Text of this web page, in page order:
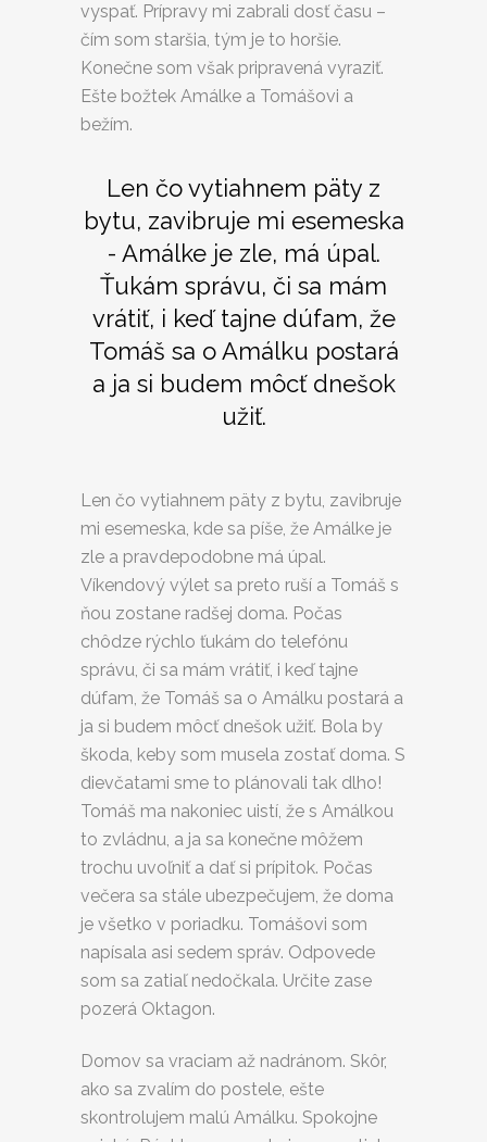
vyspať. Prípravy mi zabrali dosť času –
čím som staršia, tým je to horšie.
Konečne som však pripravená vyraziť.
Ešte božtek Amálke a Tomášovi a
bežím.
Len čo vytiahnem päty z
bytu, zavibruje mi esemeska
- Amálke je zle, má úpal.
Ťukám správu, či sa mám
vrátiť, i keď tajne dúfam, že
Tomáš sa o Amálku postará
a ja si budem môcť dnešok
užiť.
Len čo vytiahnem päty z bytu, zavibruje
mi esemeska, kde sa píše, že Amálke je
zle a pravdepodobne má úpal.
Víkendový výlet sa preto ruší a Tomáš s
ňou zostane radšej doma. Počas
chôdze rýchlo ťukám do telefónu
správu, či sa mám vrátiť, i keď tajne
dúfam, že Tomáš sa o Amálku postará a
ja si budem môcť dnešok užiť. Bola by
škoda, keby som musela zostať doma. S
dievčatami sme to plánovali tak dlho!
Tomáš ma nakoniec uistí, že s Amálkou
to zvládnu, a ja sa konečne môžem
trochu uvoľniť a dať si prípitok. Počas
večera sa stále ubezpečujem, že doma
je všetko v poriadku. Tomášovi som
napísala asi sedem správ. Odpovede
som sa zatiaľ nedočkala. Určite zase
pozerá Oktagon.
Domov sa vraciam až nadránom. Skôr,
ako sa zvalím do postele, ešte
skontrolujem malú Amálku. Spokojne